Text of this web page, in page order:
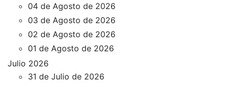
04 de Agosto de 2026
03 de Agosto de 2026
02 de Agosto de 2026
01 de Agosto de 2026
Julio 2026
31 de Julio de 2026